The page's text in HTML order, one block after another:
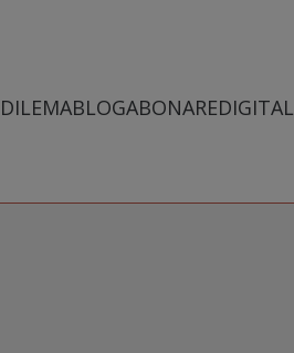
DILEMABLOGABONAREDIGITAL